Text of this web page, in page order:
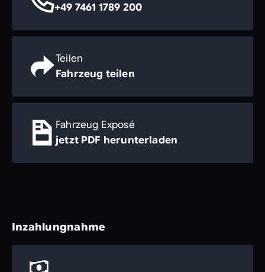
+49 7461 1789 200
Teilen
Fahrzeug teilen
Fahrzeug Exposé
jetzt PDF herunterladen
Inzahlungnahme